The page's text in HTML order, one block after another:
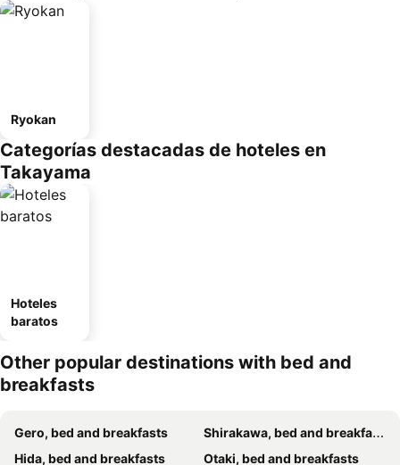
Ryokan
Categorías destacadas de hoteles en
Takayama
Hoteles
baratos
Other popular destinations with bed and
breakfasts
Gero, bed and breakfasts
Shirakawa, bed and breakfasts
Hida, bed and breakfasts
Otaki, bed and breakfasts